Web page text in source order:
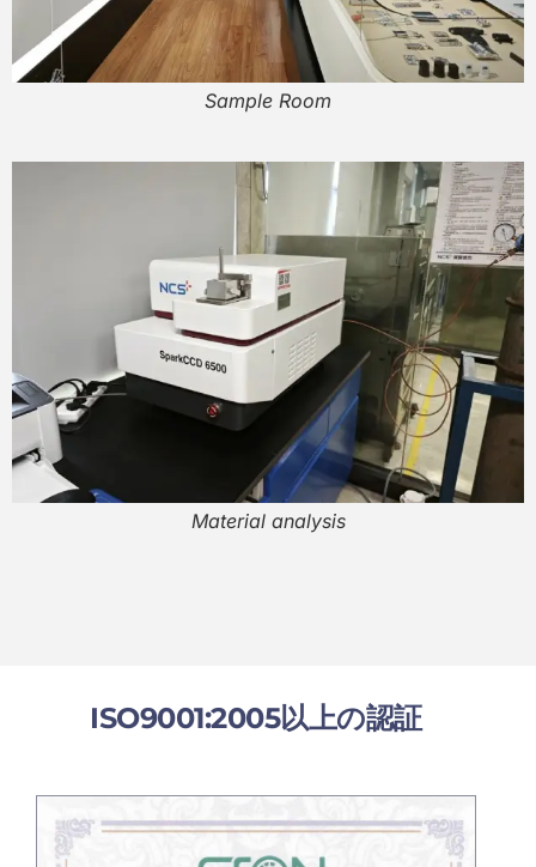
Sample Room
Material analysis
ISO9001:2005以上の認証